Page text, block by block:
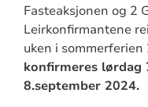
Fasteaksjonen og 2
Leirkonfirmantene
uken i sommerferien
konfirmeres lørdag
8.september 2024.